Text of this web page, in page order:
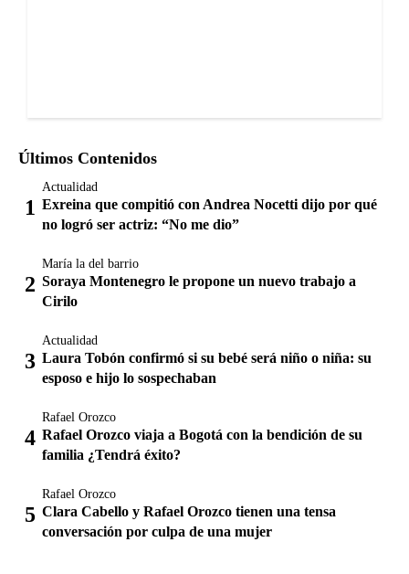
Últimos Contenidos
Actualidad
Exreina que compitió con Andrea Nocetti dijo por qué
no logró ser actriz: “No me dio”
María la del barrio
Soraya Montenegro le propone un nuevo trabajo a
Cirilo
Actualidad
Laura Tobón confirmó si su bebé será niño o niña: su
esposo e hijo lo sospechaban
Rafael Orozco
Rafael Orozco viaja a Bogotá con la bendición de su
familia ¿Tendrá éxito?
Rafael Orozco
Clara Cabello y Rafael Orozco tienen una tensa
conversación por culpa de una mujer